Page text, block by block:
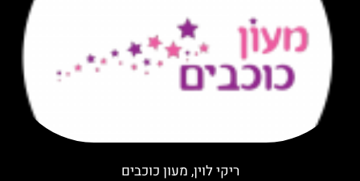
ריקי לוין, מעון כוכבים